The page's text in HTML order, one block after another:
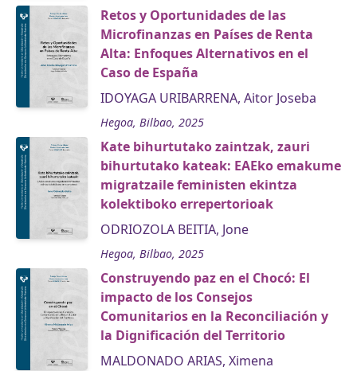
Retos y Oportunidades de las
Microfinanzas en Países de Renta
Alta: Enfoques Alternativos en el
Caso de España
IDOYAGA URIBARRENA, Aitor Joseba
Hegoa, Bilbao, 2025
Kate bihurtutako zaintzak, zauri
bihurtutako kateak: EAEko emakume
migratzaile feministen ekintza
kolektiboko errepertorioak
ODRIOZOLA BEITIA, Jone
Hegoa, Bilbao, 2025
Construyendo paz en el Chocó: El
impacto de los Consejos
Comunitarios en la Reconciliación y
la Dignificación del Territorio
MALDONADO ARIAS, Ximena